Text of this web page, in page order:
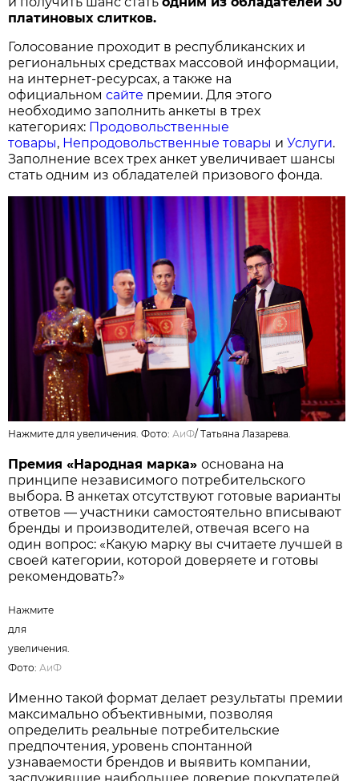
платиновых слитков.
Голосование проходит в республиканских и
региональных средствах массовой информации,
на интернет-ресурсах, а также на
официальномсайте премии. Для этого
необходимо заполнить анкеты в трех
категориях: Продовольственные
товары, Непродовольственные товары иУслуги.
Заполнение всех трех анкет увеличивает шансы
стать одним из обладателей призового фонда.
Нажмите для увеличения. Фото:АиФ/Татьяна Лазарева.
Премия «Народная марка»основана на
принципе независимого потребительского
выбора. В анкетах отсутствуют готовые варианты
ответов — участники самостоятельно вписывают
бренды и производителей, отвечая всего на
один вопрос: «Какую марку вы считаете лучшей в
своей категории, которой доверяете и готовы
рекомендовать?»